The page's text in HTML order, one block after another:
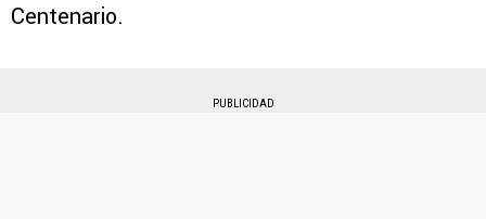
Centenario.
PUBLICIDAD